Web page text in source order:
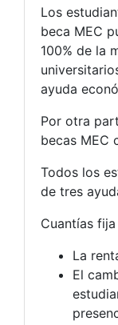
Los
beca MEC
100% de la
ayuda
Por otra
becas MEC
Todos los
de tres
Cuantías
La
El